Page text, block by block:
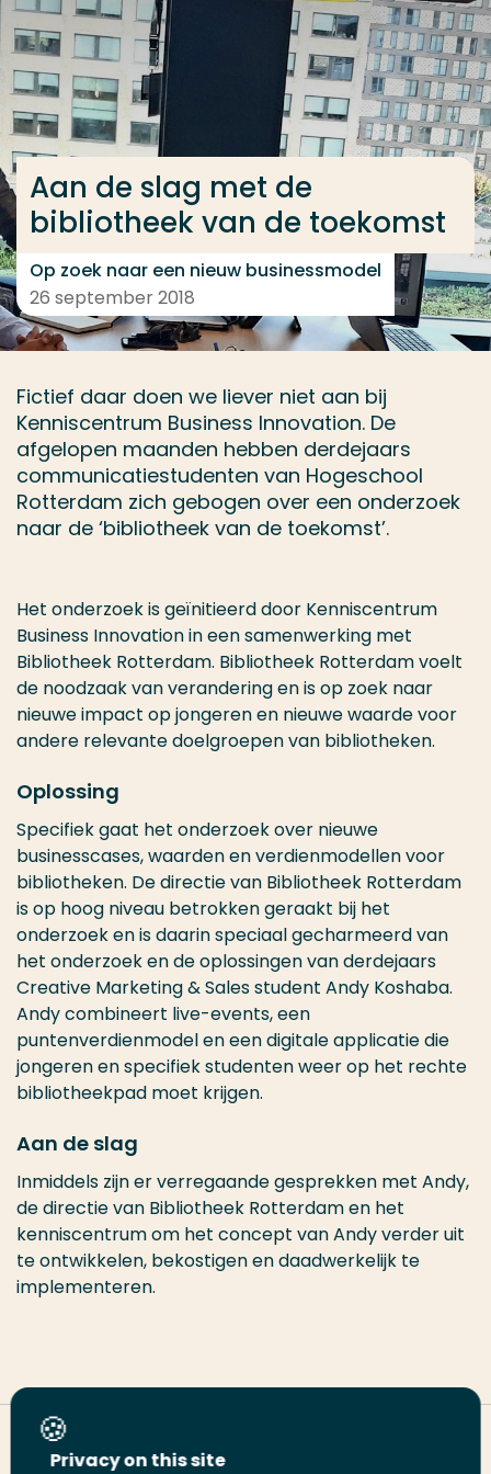
Ga direct naar de content
... > Aan de slag met de bibliotheek van de
Aan de slag met de
bibliotheek van de toekomst
Op zoek naar een nieuw businessmodel
26 september 2018
Fictief daar doen we liever niet aan bij
Kenniscentrum Business Innovation. De
afgelopen maanden hebben derdejaars
communicatiestudenten van Hogeschool
Rotterdam zich gebogen over een onderzoek
naar de ‘bibliotheek van de toekomst’.
Het onderzoek is geïnitieerd door Kenniscentrum
Business Innovation in een samenwerking met
Bibliotheek Rotterdam. Bibliotheek Rotterdam voelt
de noodzaak van verandering en is op zoek naar
nieuwe impact op jongeren en nieuwe waarde voor
andere relevante doelgroepen van bibliotheken.
Oplossing
Specifiek gaat het onderzoek over nieuwe
businesscases, waarden en verdienmodellen voor
bibliotheken. De directie van Bibliotheek Rotterdam
is op hoog niveau betrokken geraakt bij het
onderzoek en is daarin speciaal gecharmeerd van
het onderzoek en de oplossingen van derdejaars
Creative Marketing & Sales student Andy Koshaba.
Andy combineert live-events, een
puntenverdienmodel en een digitale applicatie die
jongeren en specifiek studenten weer op het rechte
bibliotheekpad moet krijgen.
Aan de slag
Inmiddels zijn er verregaande gesprekken met Andy,
de directie van Bibliotheek Rotterdam en het
kenniscentrum om het concept van Andy verder uit
te ontwikkelen, bekostigen en daadwerkelijk te
implementeren.
Deel deze pagina
Veel gezocht
Opleiding
Contact
Privacy on this site